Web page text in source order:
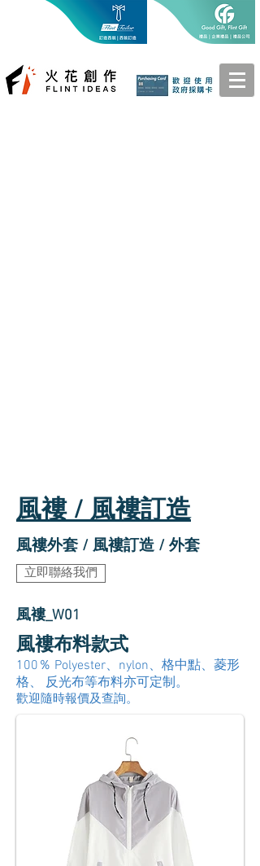
風褸 / 風褸訂造
風褸外套 / 風褸訂造 / 外套
立即聯絡我們
風褸_W01
風褸布料款式
100％ Polyester、nylon、格中點、菱形
格、 反光布等布料亦可定制。
歡迎隨時報價及查詢。